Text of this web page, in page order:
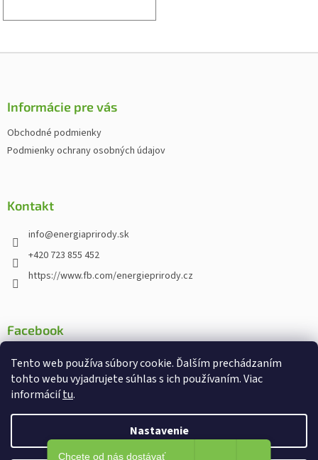
Tento web používa súbory cookie. Ďalším prechádzaním
tohto webu vyjadrujete súhlas s ich používaním. Viac
informáciítu.
Nastavenie
Z
Informácie pre vás
Obchodné podmienky
Podmienky ochrany osobných údajov
Kontakt
info@energiaprirody.sk
+420 723 855 452
https://www.fb.com/energieprirody.cz
Facebook
Chcete od nás dostávať